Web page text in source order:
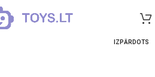
IZPĀRDOTS